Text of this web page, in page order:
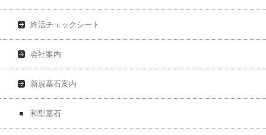
終活チェックシート
会社案内
新規墓石案内
和型墓石